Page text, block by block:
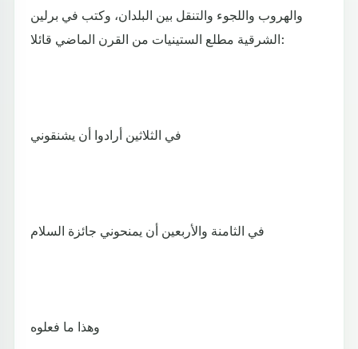
والهروب واللجوء والتنقل بين البلدان، وكتب في برلين
الشرقية مطلع الستينيات من القرن الماضي قائلا:
في الثلاثين أرادوا أن يشنقوني
في الثامنة والأربعين أن يمنحوني جائزة السلام
وهذا ما فعلوه